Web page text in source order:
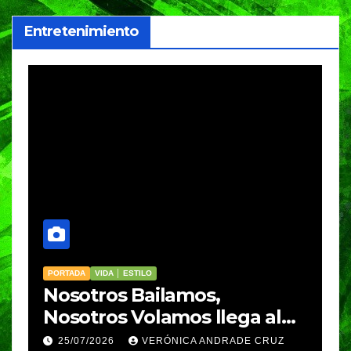
Entretenimiento
PORTADA VIDA │ ESTILO
Nosotros Bailamos,
Nosotros Volamos llega al
GIFF
25/07/2026 VERÓNICA ANDRADE CRUZ